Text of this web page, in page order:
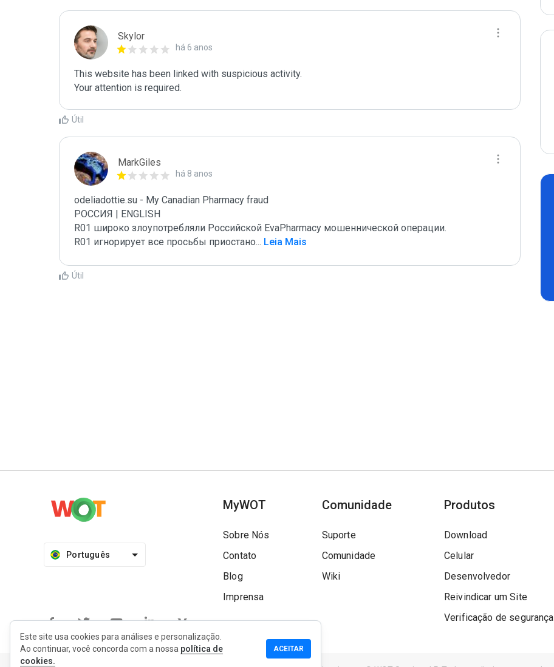
Skylor
há 6 anos
This website has been linked with suspicious activity.
Your attention is required.
Útil
MarkGiles
há 8 anos
odeliadottie.su - My Canadian Pharmacy fraud
РОССИЯ | ENGLISH
R01 широко злоупотребляли Российской EvaPharmacy мошеннической операции.
R01 игнорирует все просьбы приостано... Leia Mais
Útil
Português
MyWOT
Sobre Nós
Contato
Blog
Imprensa
Comunidade
Suporte
Comunidade
Wiki
Produtos
Download
Celular
Desenvolvedor
Reivindicar um Site
Verificação de segurança
Este site usa cookies para análises e personalização.
Ao continuar, você concorda com a nossa política de
cookies.
ACEITAR